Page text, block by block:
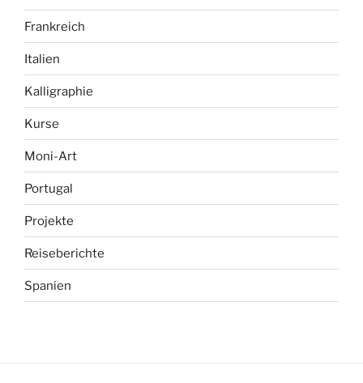
Frankreich
Italien
Kalligraphie
Kurse
Moni-Art
Portugal
Projekte
Reiseberichte
Spanien